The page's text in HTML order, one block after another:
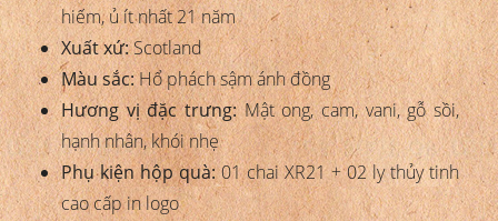
hiếm, ủ ít nhất 21 năm
Xuất xứ:Scotland
Màu sắc:Hổ phách sậm ánh đồng
Hương vị đặc trưng:Mật ong, cam, vani, gỗ sồi,
hạnh nhân, khói nhẹ
Phụ kiện hộp quà:01 chai XR21 + 02 ly thủy tinh
cao cấp in logo